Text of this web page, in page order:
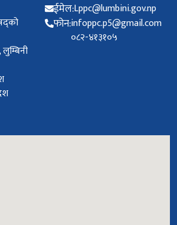
ईमेल:Lppc@lumbini.gov.np
फोन:infoppc.p5@gmail.com
०८२-४१३१०५